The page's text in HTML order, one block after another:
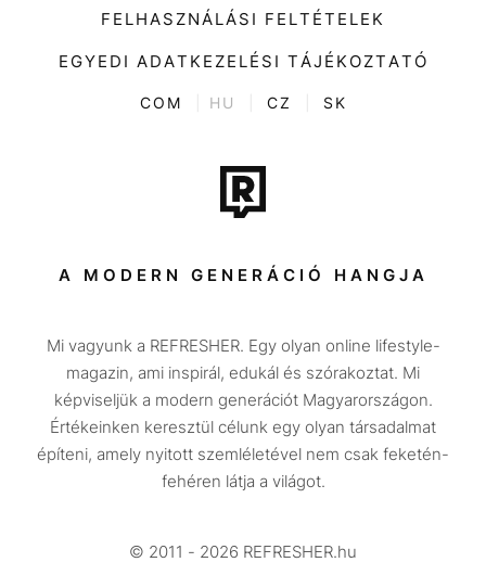
Divat
Kultúra
ENTR
Tech-Tudomány
Sport
Társadalom
Utazás
Életmód
Design
Beszélgetések
Videó
FELHASZNÁLÁSI FELTÉTELEK
EGYEDI ADATKEZELÉSI TÁJÉKOZTATÓ
COM HU CZ SK
A MODERN GENERÁCIÓ HANGJA
Mi vagyunk a REFRESHER. Egy olyan online lifestyle-
magazin, ami inspirál, edukál és szórakoztat. Mi
képviseljük a modern generációt Magyarországon.
Értékeinken keresztül célunk egy olyan társadalmat
építeni, amely nyitott szemléletével nem csak feketén-
fehéren látja a világot.
© 2011 - 2026 REFRESHER.hu